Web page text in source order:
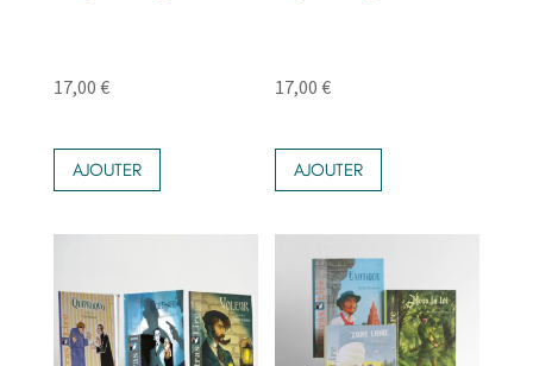
17,00 €
AJOUTER
17,00€
AJOUTER